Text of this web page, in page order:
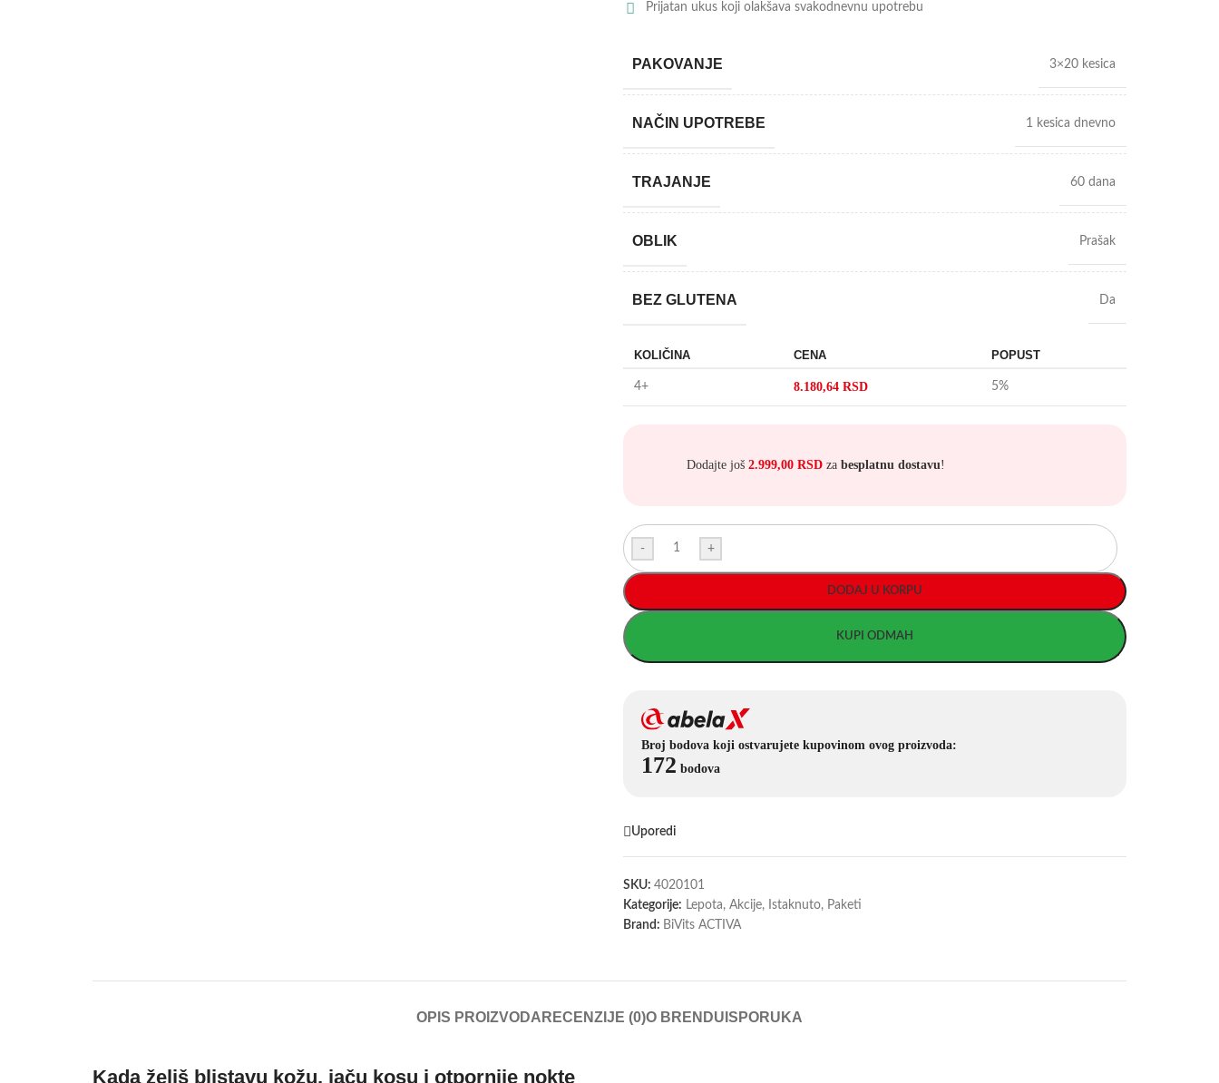
Prijatan ukus koji olakšava svakodnevnu upotrebu
PAKOVANJE 3×20 kesica
NAČIN UPOTREBE 1 kesica dnevno
TRAJANJE 60 dana
OBLIK Prašak
BEZ GLUTENA Da
KOLIČINA CENA POPUST
4+ 8.180,64 RSD 5%
Dodajte još 2.999,00 RSD za besplatnu dostavu!
- +
DODAJ U KORPU
KUPI ODMAH
Broj bodova koji ostvarujete kupovinom ovog proizvoda:
172 bodova
Uporedi
SKU: 4020101
Kategorije: Lepota, Akcije, Istaknuto, Paketi
Brand: BiVits ACTIVA
OPIS PROIZVODA RECENZIJE (0)O BRENDU ISPORUKA
Kada želiš blistavu kožu, jaču kosu i otpornije nokte